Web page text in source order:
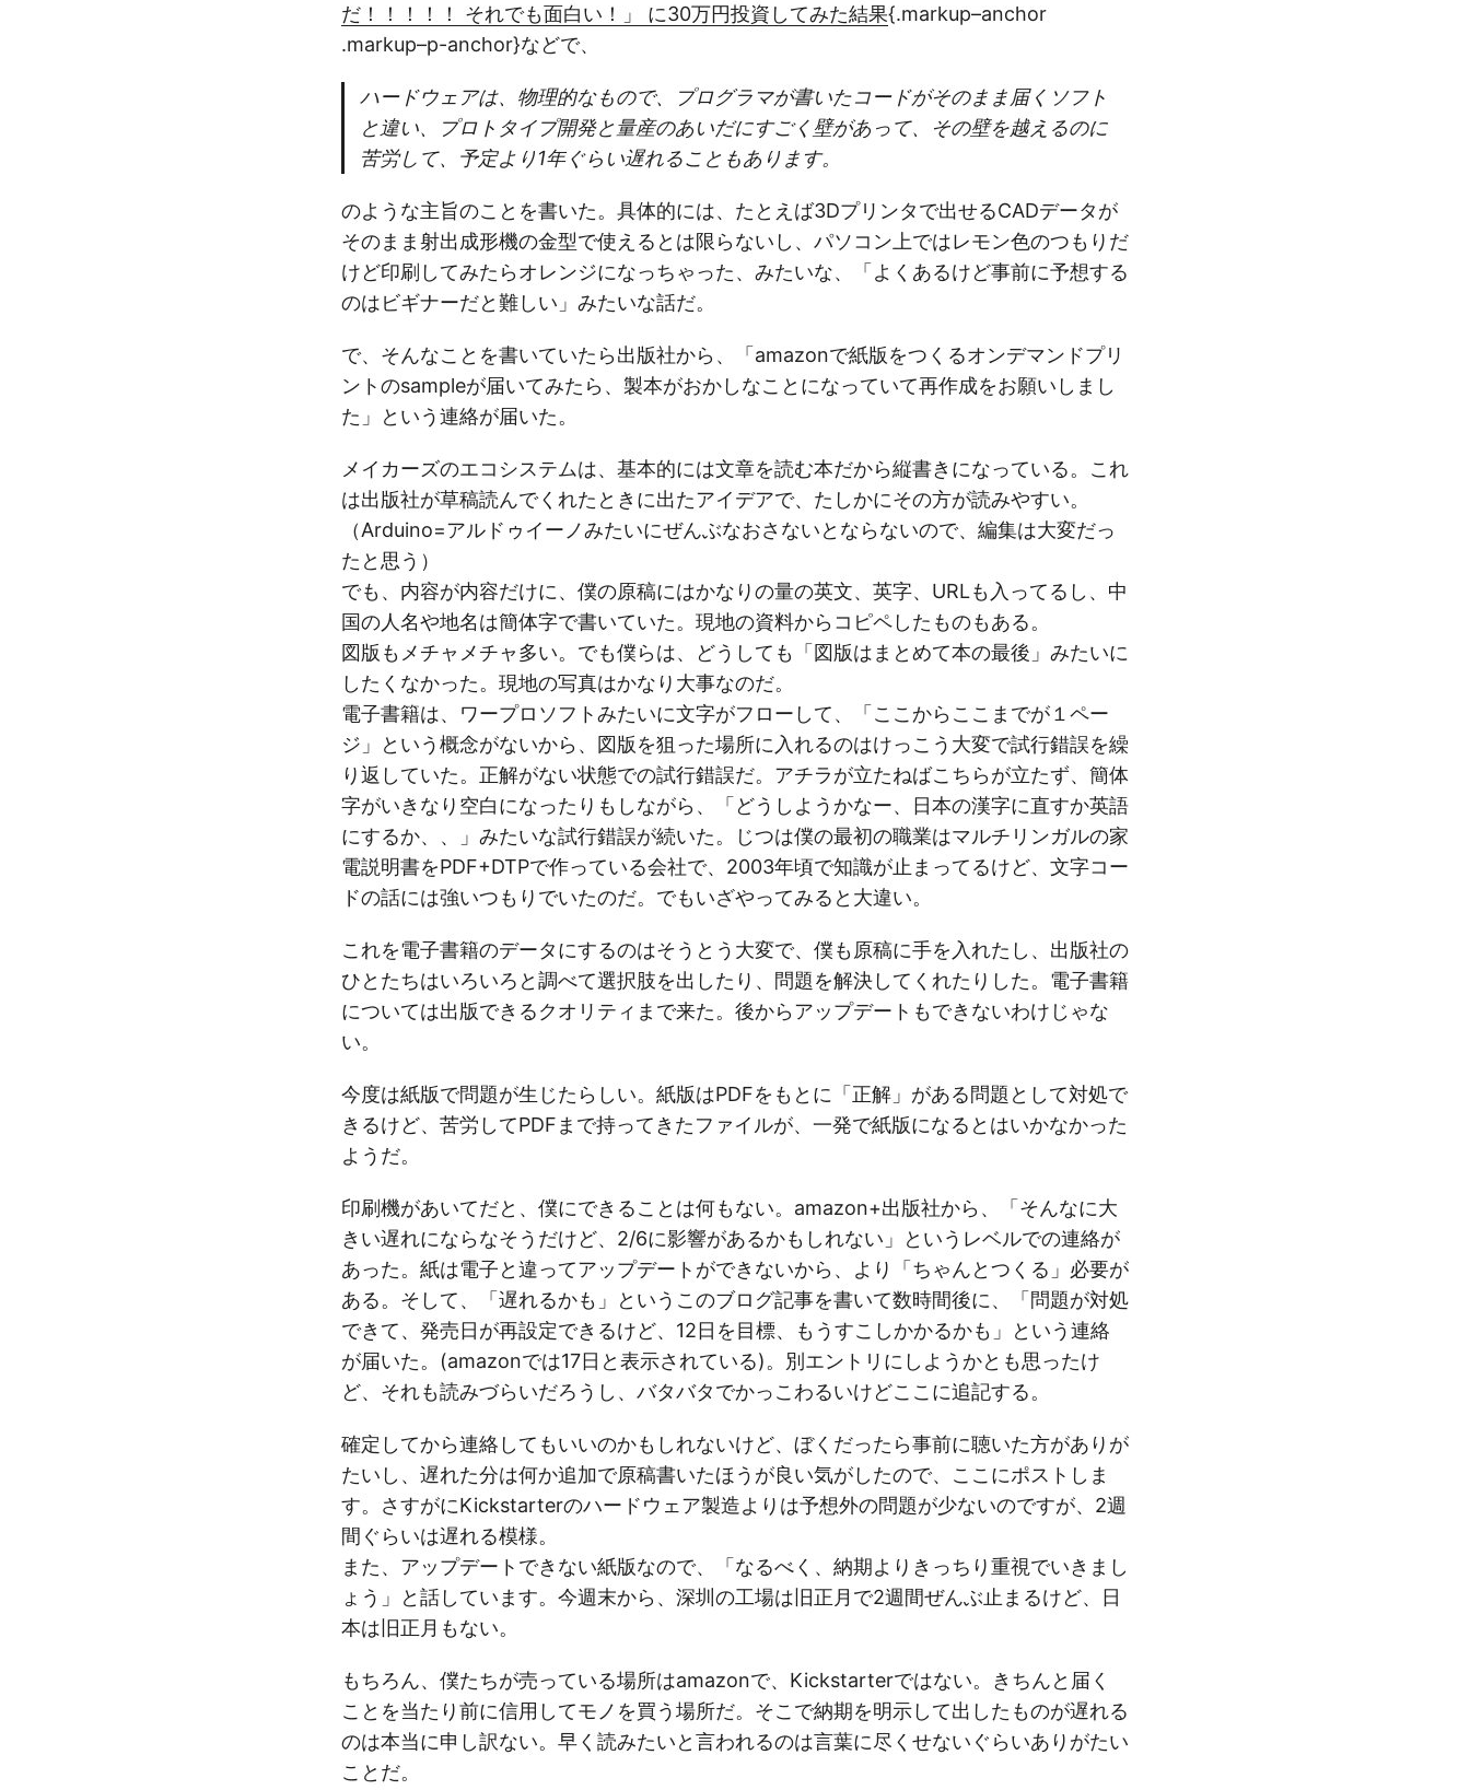
だ！！！！！ それでも面白い！」 に30万円投資してみた結果{.markup–anchor
.markup–p-anchor}などで、
ハードウェアは、物理的なもので、プログラマが書いたコードがそのまま届くソフト
と違い、プロトタイプ開発と量産のあいだにすごく壁があって、その壁を越えるのに
苦労して、予定より1年ぐらい遅れることもあります。
のような主旨のことを書いた。具体的には、たとえば3Dプリンタで出せるCADデータが
そのまま射出成形機の金型で使えるとは限らないし、パソコン上ではレモン色のつもりだ
けど印刷してみたらオレンジになっちゃった、みたいな、「よくあるけど事前に予想する
のはビギナーだと難しい」みたいな話だ。
で、そんなことを書いていたら出版社から、「amazonで紙版をつくるオンデマンドプリ
ントのsampleが届いてみたら、製本がおかしなことになっていて再作成をお願いしまし
た」という連絡が届いた。
メイカーズのエコシステムは、基本的には文章を読む本だから縦書きになっている。これ
は出版社が草稿読んでくれたときに出たアイデアで、たしかにその方が読みやすい。
（Arduino=アルドゥイーノみたいにぜんぶなおさないとならないので、編集は大変だっ
たと思う）
でも、内容が内容だけに、僕の原稿にはかなりの量の英文、英字、URLも入ってるし、中
国の人名や地名は簡体字で書いていた。現地の資料からコピペしたものもある。
図版もメチャメチャ多い。でも僕らは、どうしても「図版はまとめて本の最後」みたいに
したくなかった。現地の写真はかなり大事なのだ。
電子書籍は、ワープロソフトみたいに文字がフローして、「ここからここまでが１ペー
ジ」という概念がないから、図版を狙った場所に入れるのはけっこう大変で試行錯誤を繰
り返していた。正解がない状態での試行錯誤だ。アチラが立たねばこちらが立たず、簡体
字がいきなり空白になったりもしながら、「どうしようかなー、日本の漢字に直すか英語
にするか、、」みたいな試行錯誤が続いた。じつは僕の最初の職業はマルチリンガルの家
電説明書をPDF+DTPで作っている会社で、2003年頃で知識が止まってるけど、文字コー
ドの話には強いつもりでいたのだ。でもいざやってみると大違い。
これを電子書籍のデータにするのはそうとう大変で、僕も原稿に手を入れたし、出版社の
ひとたちはいろいろと調べて選択肢を出したり、問題を解決してくれたりした。電子書籍
については出版できるクオリティまで来た。後からアップデートもできないわけじゃな
い。
今度は紙版で問題が生じたらしい。紙版はPDFをもとに「正解」がある問題として対処で
きるけど、苦労してPDFまで持ってきたファイルが、一発で紙版になるとはいかなかった
ようだ。
印刷機があいてだと、僕にできることは何もない。amazon+出版社から、「そんなに大
きい遅れにならなそうだけど、2/6に影響があるかもしれない」というレベルでの連絡が
あった。紙は電子と違ってアップデートができないから、より「ちゃんとつくる」必要が
ある。そして、「遅れるかも」というこのブログ記事を書いて数時間後に、「問題が対処
できて、発売日が再設定できるけど、12日を目標、もうすこしかかるかも」という連絡
が届いた。(amazonでは17日と表示されている)。別エントリにしようかとも思ったけ
ど、それも読みづらいだろうし、バタバタでかっこわるいけどここに追記する。
確定してから連絡してもいいのかもしれないけど、ぼくだったら事前に聴いた方がありが
たいし、遅れた分は何か追加で原稿書いたほうが良い気がしたので、ここにポストしま
す。さすがにKickstarterのハードウェア製造よりは予想外の問題が少ないのですが、2週
間ぐらいは遅れる模様。
また、アップデートできない紙版なので、「なるべく、納期よりきっちり重視でいきまし
ょう」と話しています。今週末から、深圳の工場は旧正月で2週間ぜんぶ止まるけど、日
本は旧正月もない。
もちろん、僕たちが売っている場所はamazonで、Kickstarterではない。きちんと届く
ことを当たり前に信用してモノを買う場所だ。そこで納期を明示して出したものが遅れる
のは本当に申し訳ない。早く読みたいと言われるのは言葉に尽くせないぐらいありがたい
ことだ。